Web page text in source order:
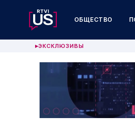
ОБЩЕСТВО
▶ЭКСКЛЮЗИВЫ